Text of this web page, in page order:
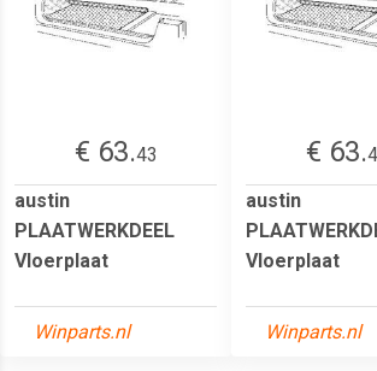
€ 63.43
austin
PLAATWERKDEEL
Vloerplaat
Winparts.nl
€ 63.
austin
Vloerplaat
Winparts.nl